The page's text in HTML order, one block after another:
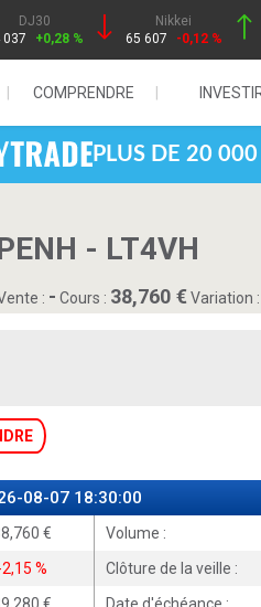
DJ30
037
+0,28 %
Nikkei
65 607
-0,12 %
COMPRENDRE
PLUS DE 20
- LT4VH
: - Cours : 38,760Variation :
08-07 18:30:00
%
Volume :
Clôture de la veille :